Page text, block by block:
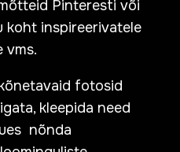
Pinteresti või
koht inspireerivatele
vms.
fotosid
kleepida need
nõnda